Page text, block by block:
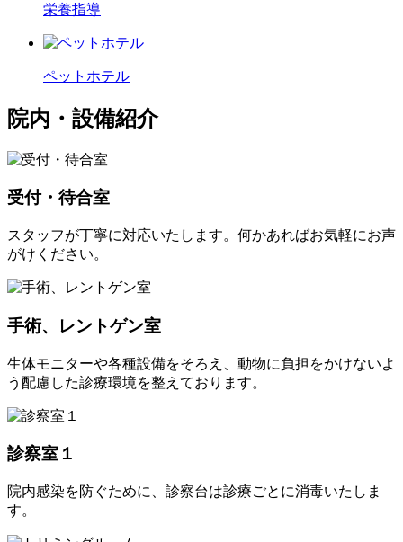
栄養指導
ペットホテル
院内・設備紹介
受付・待合室
スタッフが丁寧に対応いたします。何かあればお気軽にお声
がけください。
手術、レントゲン室
生体モニターや各種設備をそろえ、動物に負担をかけないよ
う配慮した診療環境を整えております。
診察室１
院内感染を防ぐために、診察台は診療ごとに消毒いたしま
す。